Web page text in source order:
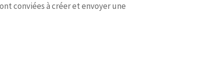
conviées à créer et envoyer une